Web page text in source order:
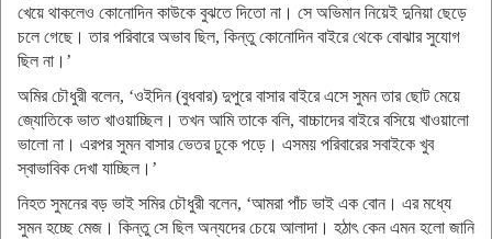
খেয়ে থাকলেও কোনোদিন কাউকে বুঝতে দিতো না। সে অভিমান নিয়েই দুনিয়া ছেড়ে
চলে গেছে। তার পরিবারে অভাব ছিল, কিন্তু কোনোদিন বাইরে থেকে বোঝার সুযোগ
ছিল না।’
অমির চৌধুরী বলেন, ‘ওইদিন (বুধবার) দুপুরে বাসার বাইরে এসে সুমন তার ছোট মেয়ে
জ্যোতিকে ভাত খাওয়াচ্ছিল। তখন আমি তাকে বলি, বাচ্চাদের বাইরে বসিয়ে খাওয়ালো
ভালো না। এরপর সুমন বাসার ভেতর ঢুকে পড়ে। এসময় পরিবারের সবাইকে খুব
স্বাভাবিক দেখা যাচ্ছিল।’
নিহত সুমনের বড় ভাই সমির চৌধুরী বলেন, ‘আমরা পাঁচ ভাই এক বোন। এর মধ্যে
সুমন হচ্ছে মেজ। কিন্তু সে ছিল অন্যদের চেয়ে আলাদা। হঠাৎ কেন এমন হলো জানি